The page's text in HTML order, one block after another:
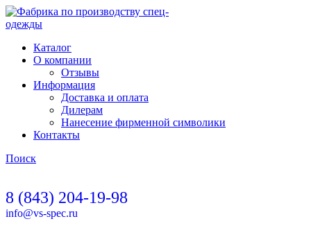
Каталог
О компании
Отзывы
Информация
Доставка и оплата
Дилерам
Нанесение фирменной символики
Контакты
Поиск
8 (843) 204-19-98
info@vs-spec.ru